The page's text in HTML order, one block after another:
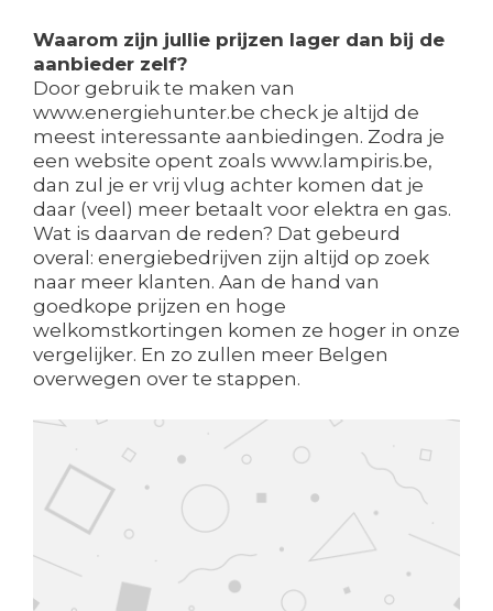
Waarom zijn jullie prijzen lager dan bij de
aanbieder zelf?
Door gebruik te maken van
www.energiehunter.be check je altijd de
meest interessante aanbiedingen. Zodra je
een website opent zoals www.lampiris.be,
dan zul je er vrij vlug achter komen dat je
daar (veel) meer betaalt voor elektra en gas.
Wat is daarvan de reden? Dat gebeurd
overal: energiebedrijven zijn altijd op zoek
naar meer klanten. Aan de hand van
goedkope prijzen en hoge
welkomstkortingen komen ze hoger in onze
vergelijker. En zo zullen meer Belgen
overwegen over te stappen.